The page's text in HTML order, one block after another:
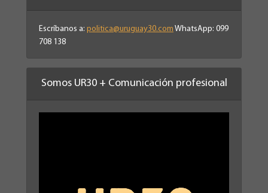
Escríbanos a: politica@uruguay30.com WhatsApp: 099
708 138
Somos UR30 + Comunicación profesional